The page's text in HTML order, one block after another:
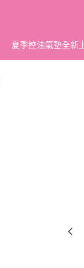
夏季控油氣墊全新